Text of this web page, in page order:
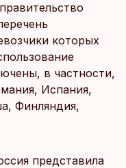
которых
в частности,
Испания,
Финляндия,
представила